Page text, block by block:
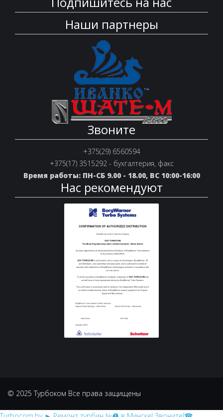
Наши партнеры
Звоните
+375(29) 6560594
+375(17) 3515292 - бухгалтерия, факс
Время работы: ПН-СБ 9.00 - 18.00, ВС 10:00-16:00
Нас рекомендуют
© 2025 Турбоком Все права защищены